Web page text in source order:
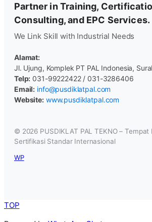
Partner in Training,
Consulting, and EPC Services.
We Link Skill with Industrial Needs
Alamat:
Jl. Ujung, Komplek PT PAL Indonesia,
Telp: 031-99222422 / 031-3286406
Email: info@pusdiklatpal.com
Website: www.pusdiklatpal.com
© 2026 PUSDIKLAT PAL TEKNO –
Sertifikasi Standar Internasional
WP
TOP